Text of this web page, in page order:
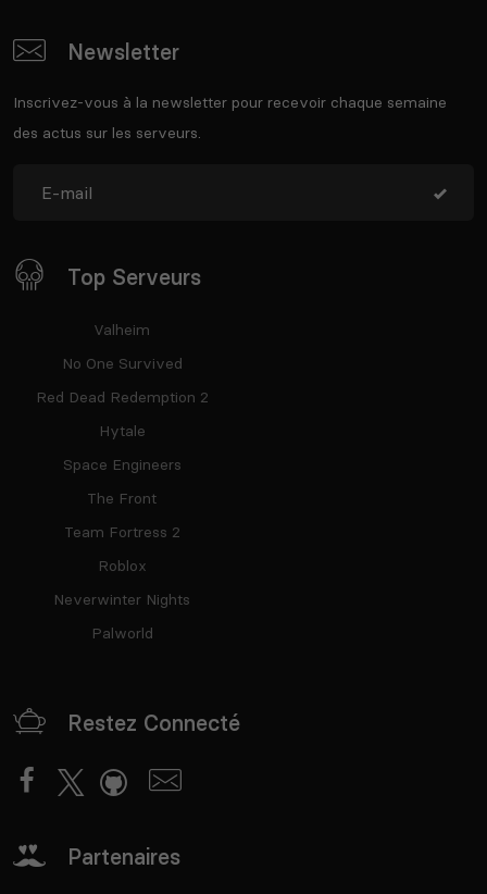
Newsletter
Inscrivez-vous à la newsletter pour recevoir chaque semaine
des actus sur les serveurs.
Top Serveurs
Valheim
No One Survived
Red Dead Redemption 2
Hytale
Space Engineers
The Front
Team Fortress 2
Roblox
Neverwinter Nights
Palworld
Restez Connecté
Partenaires